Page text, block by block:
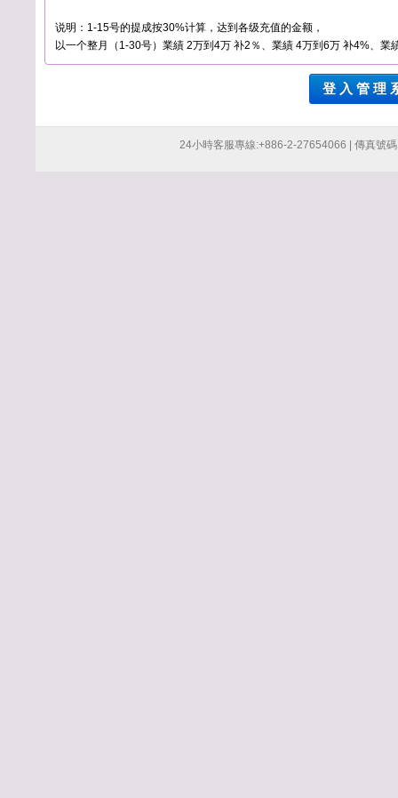
说明：1-15号的提成按30%计算，达到各级充值的金额，
以一个整月（1-30号）業績 2万到4万 补2％、業績 4万到6万 补4%、業
登 入 管 理
24小時客服專線:+886-2-27654066 | 傳真號